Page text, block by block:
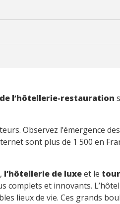
l’hôtellerie-restauration
Observez l’émergence
sont plus de 1 500 en
l’hôtellerie de luxeet le
et innovants.
lieux de vie. Ces grands